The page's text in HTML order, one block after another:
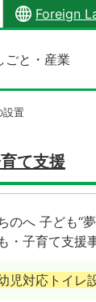
Foreign
ごと・産業
設置
て支援
のへ 子ども“
・子育て支援
児対応トイレ